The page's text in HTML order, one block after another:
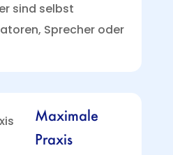
sind selbst
Sprecher oder
Maximale
Praxis